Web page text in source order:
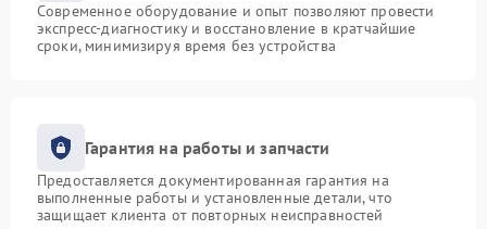
Современное оборудование и опыт позволяют провести
экспресс-диагностику и восстановление в кратчайшие
сроки, минимизируя время без устройства
Гарантия на работы и запчасти
Предоставляется документированная гарантия на
выполненные работы и установленные детали, что
защищает клиента от повторных неисправностей